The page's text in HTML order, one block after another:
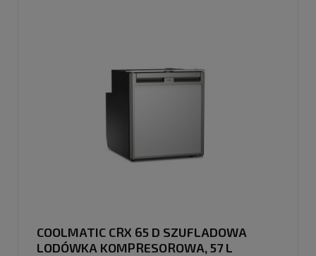
COOLMATIC CRX 65 D SZUFLADOWA
LODÓWKA KOMPRESOROWA, 57 L